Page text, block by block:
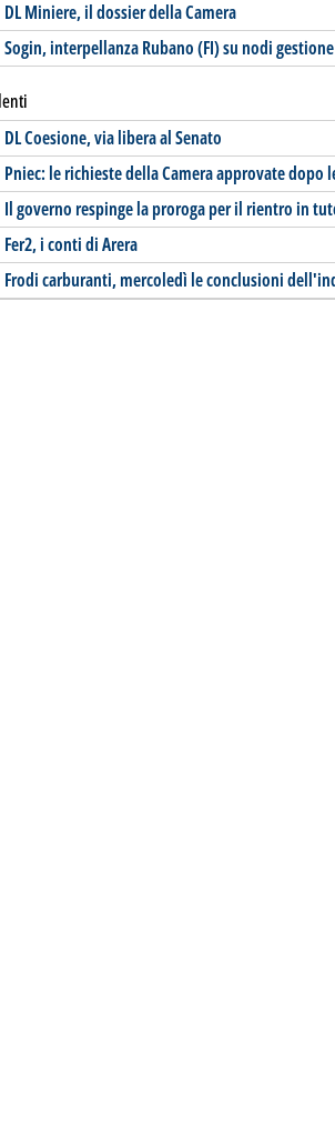
DL Miniere, il dossier della Camera
Sogin, interpellanza Rubano (FI) su nodi
DL Coesione, via libera al Senato
Pniec: le richieste della Camera approvate
Il governo respinge la proroga per il rientro in
Fer2, i conti di Arera
Frodi carburanti, mercoledì le conclusioni